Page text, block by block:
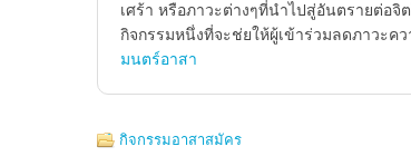
เศร้า หรือภาวะต่างๆที่นำไปสู่อันตรายต่อจิ
กิจกรรมหนึ่งที่จะช่ยให้ผู้เข้าร่วมลดภาวะ
มนตร์อาสา
กิจกรรมอาสาสมัคร